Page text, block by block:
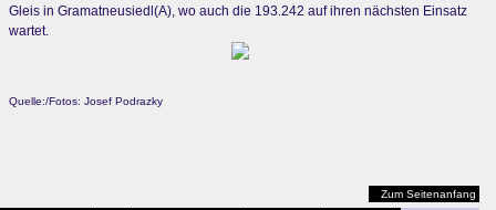
Gleis in Gramatneusiedl(A), wo auch die 193.242 auf ihren nächsten Einsatz
wartet.
Quelle:/Fotos: Josef Podrazky
Zum Seitenanfang